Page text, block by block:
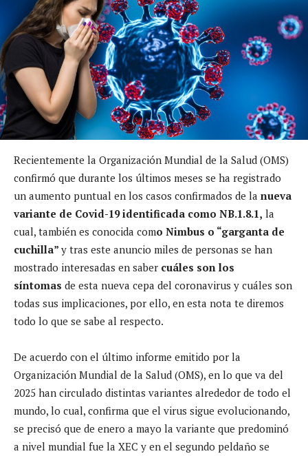
Recientemente la Organización Mundial de la Salud (OMS)
confirmó que durante los últimos meses se ha registrado
un aumento puntual en los casos confirmados de la nueva
variante de Covid-19 identificada como NB.1.8.1, la
cual, también es conocida como Nimbus o “garganta de
cuchilla” y tras este anuncio miles de personas se han
mostrado interesadas en saber cuáles son los
síntomas de esta nueva cepa del coronavirus y cuáles son
todas sus implicaciones, por ello, en esta nota te diremos
todo lo que se sabe al respecto.
De acuerdo con el último informe emitido por la
Organización Mundial de la Salud (OMS), en lo que va del
2025 han circulado distintas variantes alrededor de todo el
mundo, lo cual, confirma que el virus sigue evolucionando,
se precisó que de enero a mayo la variante que predominó
a nivel mundial fue la XEC y en el segundo peldaño se